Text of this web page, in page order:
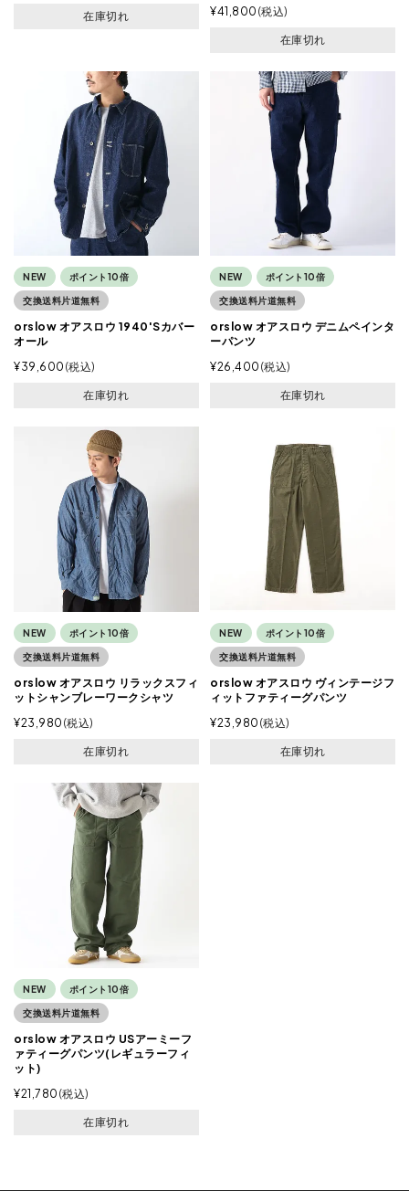
在庫切れ ¥41,800 税込
在庫切れ
NEW ポイント10倍
交換送料片道無料
orslow オアスロウ 1940'Sカバー
オール
¥39,600 税込
在庫切れ
NEW ポイント10倍
交換送料片道無料
orslow オアスロウ デニムペインタ
ーパンツ
¥26,400 税込
在庫切れ
NEW ポイント10倍
交換送料片道無料
orslow オアスロウ リラックスフィ
ットシャンブレーワークシャツ
¥23,980 税込
在庫切れ
NEW ポイント10倍
交換送料片道無料
orslow オアスロウ ヴィンテージフ
ィットファティーグパンツ
¥23,980 税込
在庫切れ
NEW ポイント10倍
交換送料片道無料
orslow オアスロウ USアーミーフ
ァティーグパンツ(レギュラーフィ
ット)
¥21,780 税込
在庫切れ